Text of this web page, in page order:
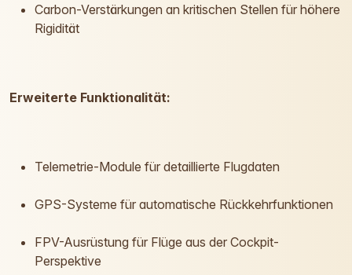
Carbon-Verstärkungen an kritischen Stellen für höhere
Rigidität
Erweiterte Funktionalität:
Telemetrie-Module für detaillierte Flugdaten
GPS-Systeme für automatische Rückkehrfunktionen
FPV-Ausrüstung für Flüge aus der Cockpit-
Perspektive